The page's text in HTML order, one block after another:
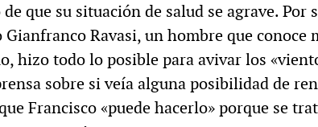
de que su situación de salud se agrave. Por
Ravasi, un hombre que conoce
hizo todo lo posible para avivar los
sobre si veía alguna posibilidad de
Francisco «puede hacerlo» porque se